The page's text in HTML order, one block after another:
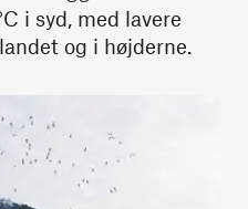
i syd, med lavere
og i højderne.